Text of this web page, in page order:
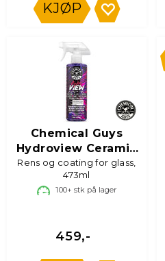
KJØP
Chemical Guys
Hydroview Ceramic
Coating
Rens og coating for glass,
473ml
100+ stk på lager
459,-